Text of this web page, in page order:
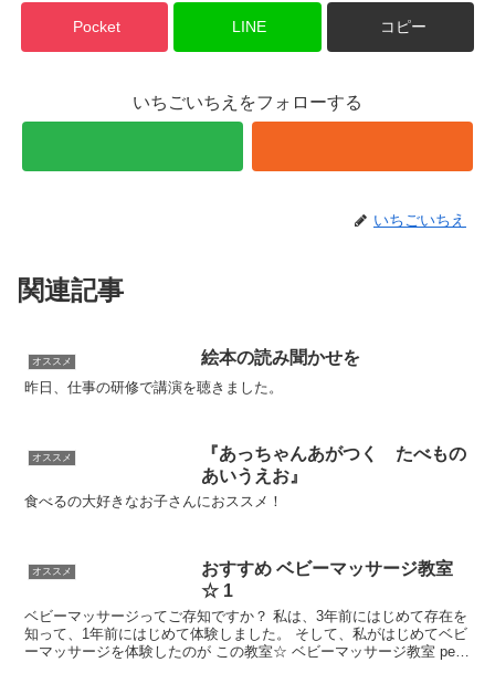
Pocket LINE コピー
いちごいちえをフォローする
いちごいちえ
関連記事
オススメ 絵本の読み聞かせを
昨日、仕事の研修で講演を聴きました。
オススメ
『あっちゃんあがつく たべもの
あいうえお』
食べるの大好きなお子さんにおススメ！
オススメ
おすすめ ベビーマッサージ教室
☆ 1
ベビーマッサージってご存知ですか？ 私は、3年前にはじめて存在を
知って、1年前にはじめて体験しました。 そして、私がはじめてベビ
ーマッサージを体験したのが この教室☆ ベビーマッサージ教室 petit